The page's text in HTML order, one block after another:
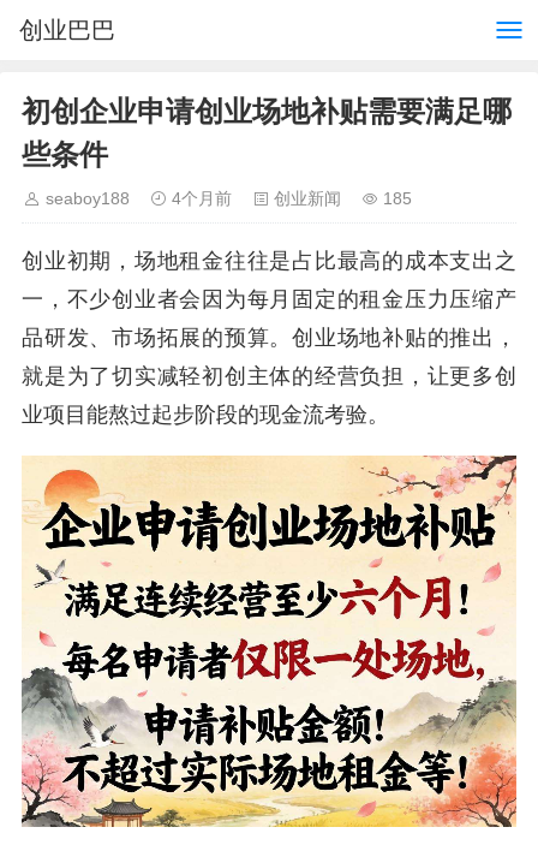
创业巴巴
初创企业申请创业场地补贴需要满足哪
些条件
seaboy188 4个月前 创业新闻 185
创业初期，场地租金往往是占比最高的成本支出之
一，不少创业者会因为每月固定的租金压力压缩产
品研发、市场拓展的预算。创业场地补贴的推出，
就是为了切实减轻初创主体的经营负担，让更多创
业项目能熬过起步阶段的现金流考验。